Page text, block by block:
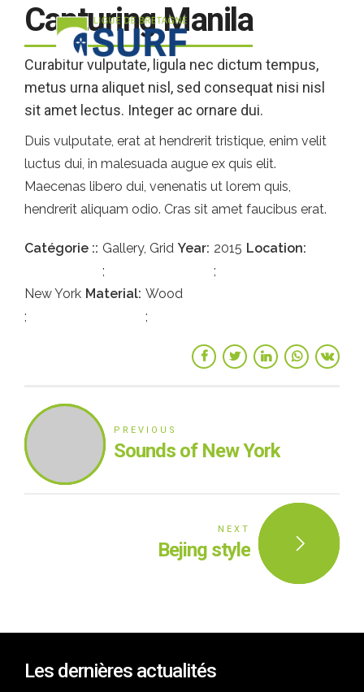
Capturing Manila
Curabitur vulputate, ligula nec dictum tempus,
metus urna aliquet nisl, sed consequat nisi nisl
sit amet lectus. Integer ac ornare dui.
Duis vulputate, erat at hendrerit tristique, enim velit
luctus dui, in malesuada augue ex quis elit.
Maecenas libero dui, venenatis ut lorem quis,
hendrerit aliquam odio. Cras sit amet faucibus erat.
Catégorie : Gallery, Grid Year 2015 Location
New York Material Wood
PREVIOUS
Sounds of New York
NEXT
Bejing style
Les dernières actualités